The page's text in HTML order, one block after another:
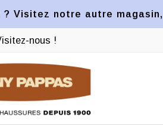
? Visitez notre autre
nous !